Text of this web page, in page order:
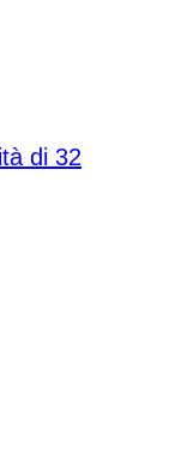
di 32